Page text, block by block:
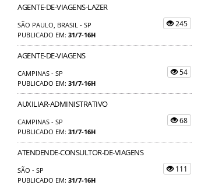
AGENTE-DE-VIAGENS-LAZER
SÃO PAULO, BRASIL - SP
PUBLICADO EM: 31/7-16H
245
AGENTE-DE-VIAGENS
CAMPINAS - SP
PUBLICADO EM: 31/7-16H
54
AUXILIAR-ADMINISTRATIVO
CAMPINAS - SP
PUBLICADO EM: 31/7-16H
68
ATENDENDE-CONSULTOR-DE-VIAGENS
SÃO - SP
PUBLICADO EM: 31/7-16H
111